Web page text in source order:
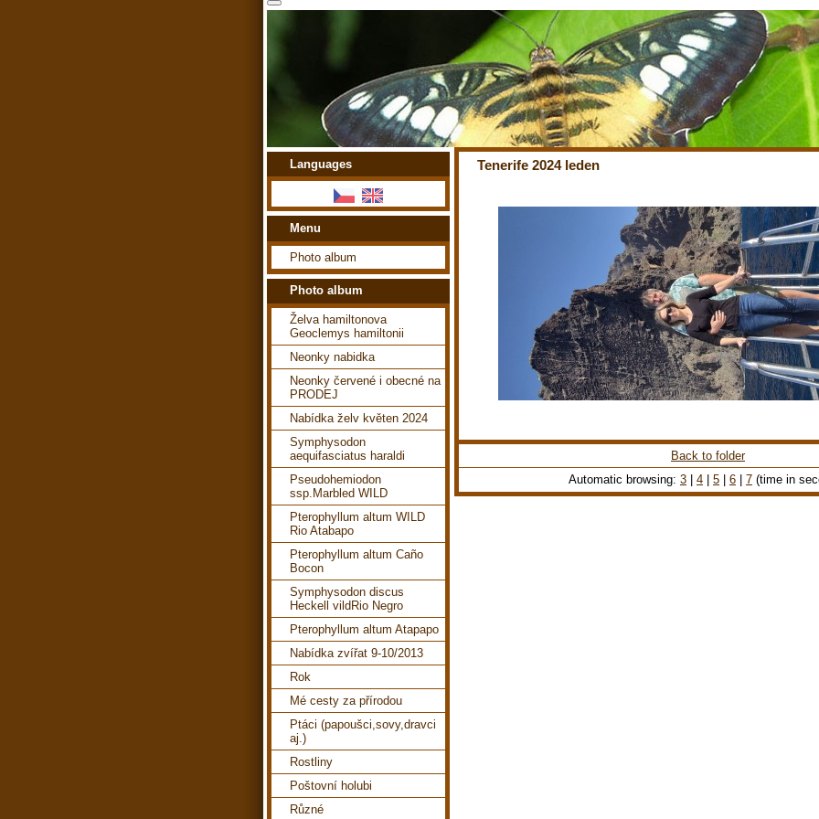
Tenerife 2024 leden
Back to folder
Automatic browsing: 3 4 5 6 7 (time in
Languages
Menu
Photo album
Photo album
Želva hamiltonova
Geoclemys hamiltonii
Neonky nabidka
Neonky červené i obecné na
PRODEJ
Nabídka želv květen 2024
Symphysodon
aequifasciatus haraldi
Pseudohemiodon
ssp.Marbled WILD
Pterophyllum altum WILD
Rio Atabapo
Pterophyllum altum Caño
Bocon
Symphysodon discus
Heckell vildRio Negro
Pterophyllum altum Atapapo
Nabídka zvířat 9-10/2013
Rok
Mé cesty za přírodou
Ptáci (papoušci,sovy,dravci
aj.)
Rostliny
Poštovní holubi
Různé